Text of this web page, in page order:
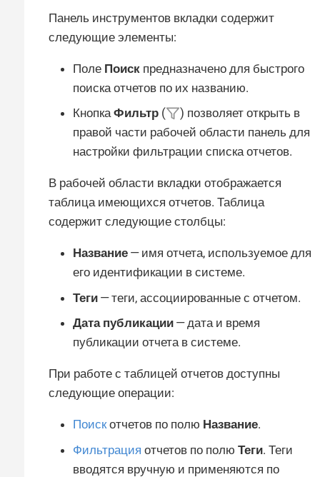
Панель инструментов вкладки содержит
следующие элементы:
Поле Поиск предназначено для быстрого
поиска отчетов по их названию.
КнопкаФильтр (
) позволяет открыть в
правой части рабочей области панель для
настройки фильтрации списка отчетов.
В рабочей области вкладки отображается
таблица имеющихся отчетов. Таблица
содержит следующие столбцы:
Название — имя отчета, используемое для
его идентификации в системе.
Теги — теги, ассоциированные с отчетом.
Дата публикации — дата и время
публикации отчета в системе.
При работе с таблицей отчетов доступны
следующие операции:
Поискотчетов по полю Название.
Фильтрация отчетов по полю Теги. Теги
вводятся вручную и применяются по